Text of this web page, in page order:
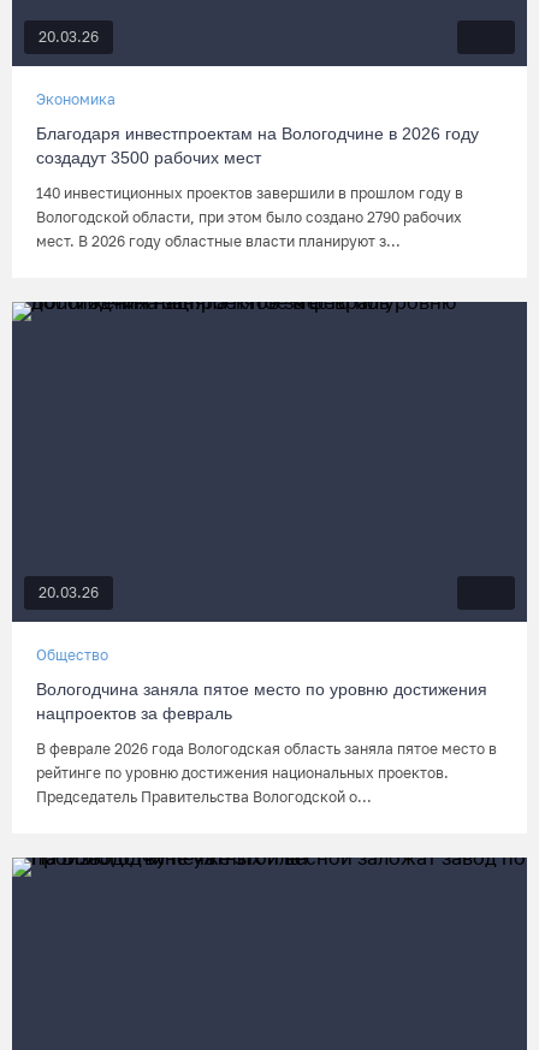
20.03.26
Экономика
Благодаря инвестпроектам на Вологодчине в 2026 году
создадут 3500 рабочих мест
140 инвестиционных проектов завершили в прошлом году в
Вологодской области, при этом было создано 2790 рабочих
мест. В 2026 году областные власти планируют з...
20.03.26
Общество
Вологодчина заняла пятое место по уровню достижения
нацпроектов за февраль
В феврале 2026 года Вологодская область заняла пятое место в
рейтинге по уровню достижения национальных проектов.
Председатель Правительства Вологодской о...